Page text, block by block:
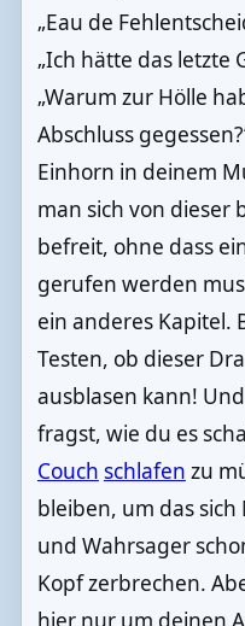
„Eau de
„Ich hätte das letzte
„Warum zur Hölle
Abschluss
Einhorn in deinem
man sich von dieser
befreit, ohne dass
gerufen werden
ein anderes Kapitel.
Testen, ob dieser
ausblasen kann!
fragst, wie du es
Couch schlafen zu
bleiben, um das
und Wahrsager
Kopf zerbrechen.
hier nur um deinen